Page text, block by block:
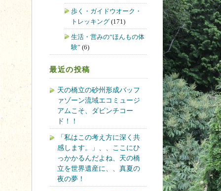
歩く・ガイドウオーク・
トレッキング (171)
生活・営みの“ほんもの体
験” (6)
最近の投稿
天の橋立の砂州形成バッフ
ァゾーン流域エコミュージ
アムこそ、ダビンチコー
ド！！
「私はこの考え方に深く共
感します。」、、ここにひ
っかかるんだよね、天の橋
立を世界遺産に、、真夏の
夜の夢！